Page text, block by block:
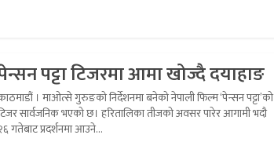
पट्टा टिजरमा आमा खोज्दै दयाहाङ
। माओत्से गुरुङको निर्देशनमा बनेको नेपाली फिल्म ‘पेन्सन पट्टा’को
सार्वजनिक भएको छ। हरितालिका तीजको अवसर पारेर आगामी भदौ
गतेबाट प्रदर्शनमा आउने...